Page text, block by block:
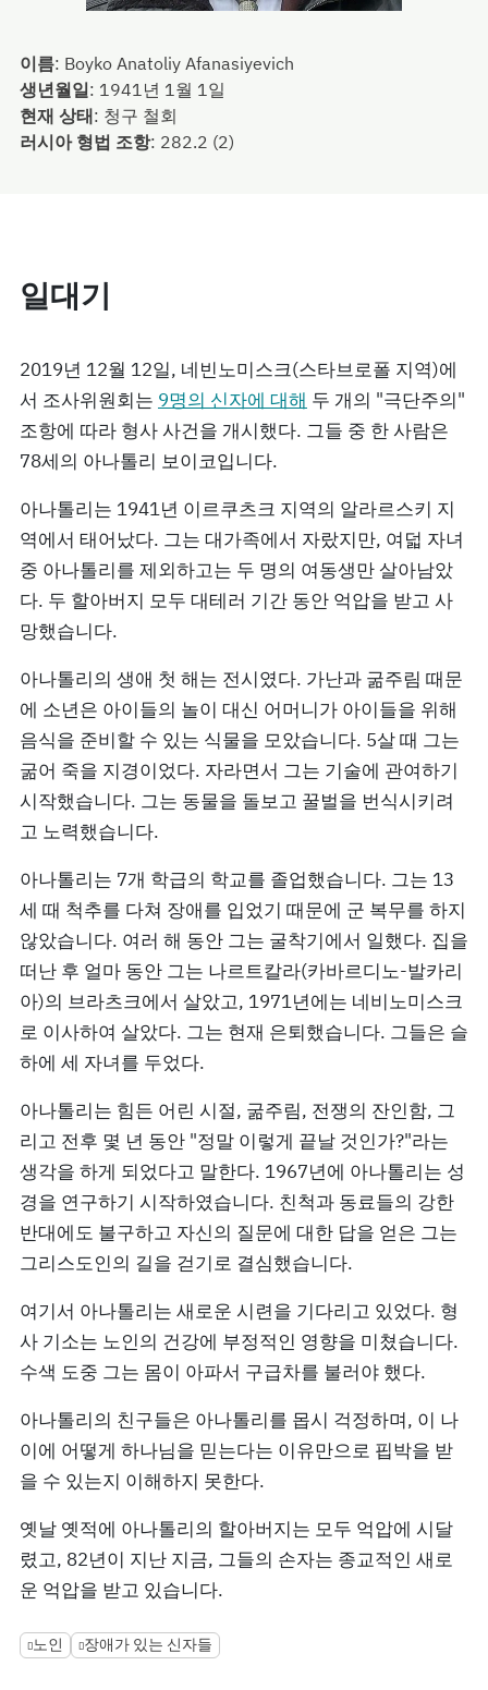
이름: Boyko Anatoliy Afanasiyevich
생년월일: 1941년 1월 1일
현재 상태: 청구 철회
러시아 형법 조항: 282.2 (2)
일대기
2019년 12월 12일, 네빈노미스크(스타브로폴 지역)에
서 조사위원회는 9명의 신자에 대해 두 개의 "극단주의"
조항에 따라 형사 사건을 개시했다. 그들 중 한 사람은
78세의 아나톨리 보이코입니다.
아나톨리는 1941년 이르쿠츠크 지역의 알라르스키 지
역에서 태어났다. 그는 대가족에서 자랐지만, 여덟 자녀
중 아나톨리를 제외하고는 두 명의 여동생만 살아남았
다. 두 할아버지 모두 대테러 기간 동안 억압을 받고 사
망했습니다.
아나톨리의 생애 첫 해는 전시였다. 가난과 굶주림 때문
에 소년은 아이들의 놀이 대신 어머니가 아이들을 위해
음식을 준비할 수 있는 식물을 모았습니다. 5살 때 그는
굶어 죽을 지경이었다. 자라면서 그는 기술에 관여하기
시작했습니다. 그는 동물을 돌보고 꿀벌을 번식시키려
고 노력했습니다.
아나톨리는 7개 학급의 학교를 졸업했습니다. 그는 13
세 때 척추를 다쳐 장애를 입었기 때문에 군 복무를 하지
않았습니다. 여러 해 동안 그는 굴착기에서 일했다. 집을
떠난 후 얼마 동안 그는 나르트칼라(카바르디노-발카리
아)의 브라츠크에서 살았고, 1971년에는 네비노미스크
로 이사하여 살았다. 그는 현재 은퇴했습니다. 그들은 슬
하에 세 자녀를 두었다.
아나톨리는 힘든 어린 시절, 굶주림, 전쟁의 잔인함, 그
리고 전후 몇 년 동안 "정말 이렇게 끝날 것인가?"라는
생각을 하게 되었다고 말한다. 1967년에 아나톨리는 성
경을 연구하기 시작하였습니다. 친척과 동료들의 강한
반대에도 불구하고 자신의 질문에 대한 답을 얻은 그는
그리스도인의 길을 걷기로 결심했습니다.
여기서 아나톨리는 새로운 시련을 기다리고 있었다. 형
사 기소는 노인의 건강에 부정적인 영향을 미쳤습니다.
수색 도중 그는 몸이 아파서 구급차를 불러야 했다.
아나톨리의 친구들은 아나톨리를 몹시 걱정하며, 이 나
이에 어떻게 하나님을 믿는다는 이유만으로 핍박을 받
을 수 있는지 이해하지 못한다.
옛날 옛적에 아나톨리의 할아버지는 모두 억압에 시달
렸고, 82년이 지난 지금, 그들의 손자는 종교적인 새로
운 억압을 받고 있습니다.
노인 장애가 있는 신자들